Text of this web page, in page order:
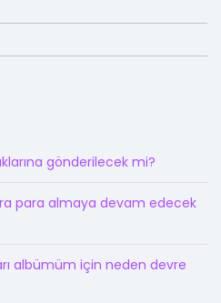
gönderilecek mi?
para almaya devam edecek
albümüm için neden devre